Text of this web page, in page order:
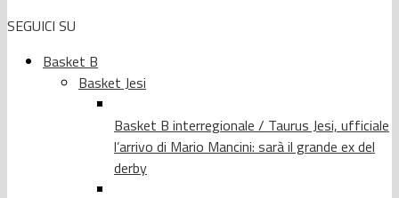
SEGUICI SU
Basket B
Basket Jesi
Basket B interregionale / Taurus Jesi, ufficiale
l’arrivo di Mario Mancini: sarà il grande ex del
derby